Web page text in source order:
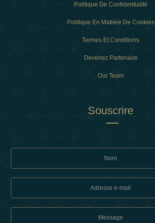
Politique De Confidentialité
Politique En Matière De Cookies
Termes Et Conditions
Devenez Partenaire
Our Team
Souscrire